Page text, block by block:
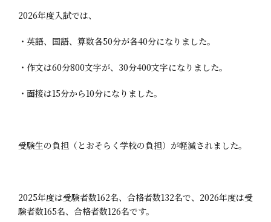
2026年度入試では、
・英語、国語、算数各50分が各40分になりました。
・作文は60分800文字が、30分400文字になりました。
・面接は15分から10分になりました。
受験生の負担（とおそらく学校の負担）が軽減されました。
2025年度は受験者数162名、合格者数132名で、2026年度は受
験者数165名、合格者数126名です。